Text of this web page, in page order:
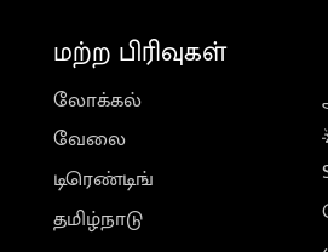
மற்ற பிரிவுகள்
லோக்கல்
வேலை
டிரெண்டிங்
தமிழ்நாடு